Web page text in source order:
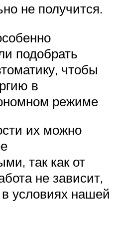
не получится.
подобрать
чтобы
в
режиме
их можно
так как от
не зависит,
условиях нашей